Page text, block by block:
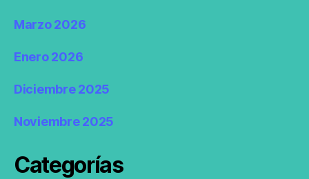
Marzo 2026
Enero 2026
Diciembre 2025
Noviembre 2025
Categorías